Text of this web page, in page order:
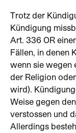
Trotz der
Kündigung
Art. 336 OR
Fällen, in denen
wenn sie wegen
der Religion
wird).
Weise gegen
verstossen und
Allerdings